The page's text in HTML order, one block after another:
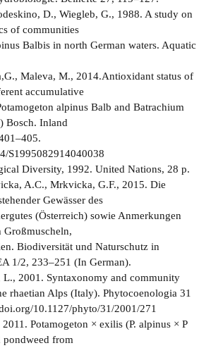
D., Wiegleb, G., 1988. A study on
of communities
Balbis in north German waters. Aquatic
Maleva, M., 2014.Antioxidant status of
accumulative
alpinus Balb and Batrachium
Bosch. Inland
S1995082914040038
Diversity, 1992. United Nations, 28 p.
A.C., Mrkvicka, G.F., 2015. Die
Gewässer des
(Österreich) sowie Anmerkungen
Biodiversität und Naturschutz in
1/2, 233–251 (In German).
L., 2001. Syntaxonomy and community
rhaetian Alps (Italy). Phytocoenologia 31
10.1127/phyto/31/2001/271
Potamogeton × exilis (P. alpinus × P
pondweed from